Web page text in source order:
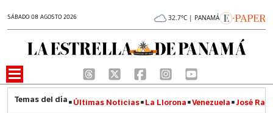
SÁBADO 08 AGOSTO 2026 32.7°C | PANAMÁ
Últimas Noticias La Llorona Venezuela José